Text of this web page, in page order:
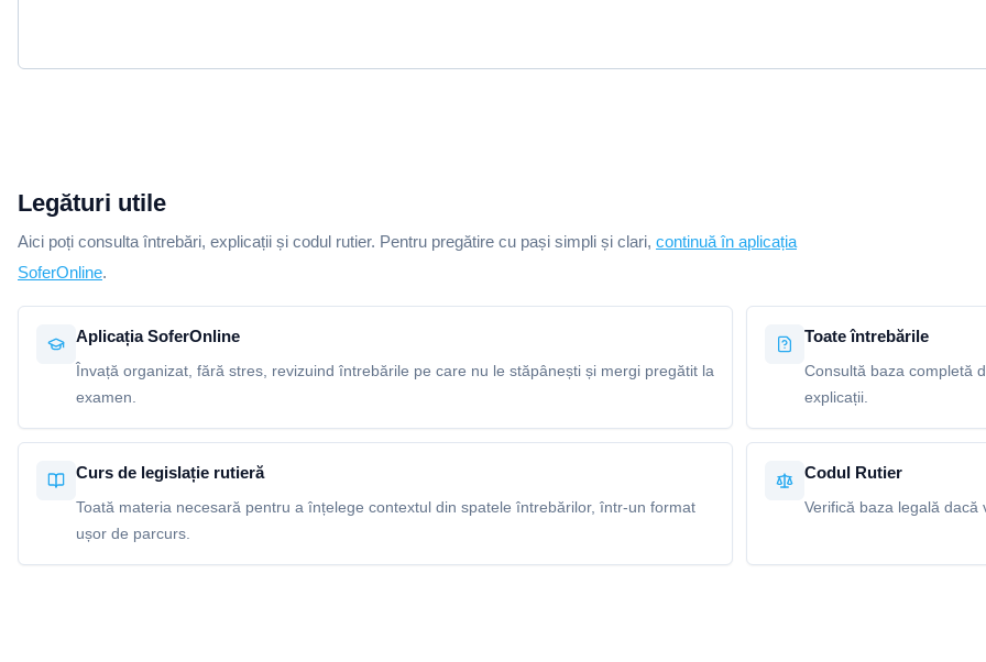
Legături utile
Aici poți consulta întrebări, explicații și codul rutier. Pentru pregătire cu pași simpli și clari, continuă în aplicația
SoferOnline.
Aplicația SoferOnline
Învață organizat, fără stres, revizuind întrebările pe care nu le stăpânești și mergi pregătit la
examen.
Toate întrebările
Consultă baza completă
explicații.
Curs de legislație rutieră
Toată materia necesară pentru a înțelege contextul din spatele întrebărilor, într-un format
ușor de parcurs.
Codul Rutier
Verifică baza legală dacă